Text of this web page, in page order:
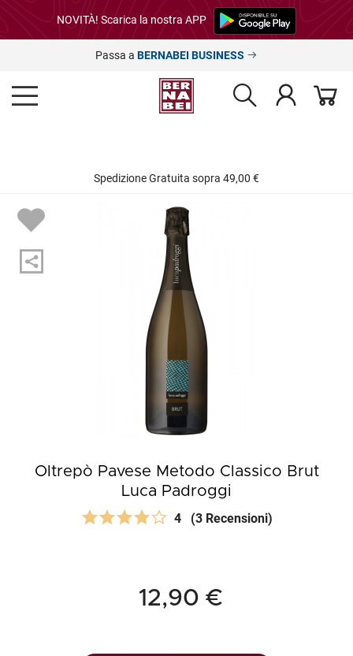
NOVITÀ! Scarica la nostra APP
Passa a BERNABEI BUSINESS
Spedizione Gratuita sopra 49,00 €
Oltrepò Pavese Metodo Classico Brut
Luca Padroggi
4 (3 Recensioni)
12,90 €